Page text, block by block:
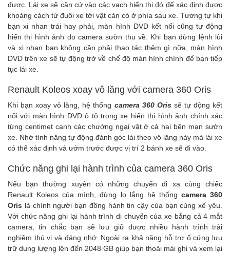
được. Lái xe sẽ căn cứ vào các vạch hiển thị đó để xác định được
khoảng cách từ đuôi xe tới vật cản có ở phía sau xe. Tương tự khi
bạn xi nhan trái hay phải,
màn hình DVDkết nối cũng tự động
hiển thị hình ảnh do camera sườn thu về. Khi bạn dừng lệnh lùi
và xi nhan bạn không cần phải thao tác thêm gì nữa, màn hình
DVD trên xe sẽ tự động trở về chế độ màn hình chính để bạn tiếp
tục lái xe.
Renault Koleos xoay vô lăng với camera 360 Oris
Khi bạn xoay vô lăng, hệ thống camera 360 Oris sẽ tự động kết
nối với màn hình DVD ô tô trong xe hiển thị hình ảnh chính xác
từng centimet cạnh các chướng ngại vật ở cả hai bên mạn sườn
xe. Nhờ tính năng tự động đánh góc lái theo vô lăng này mà lái xe
có thể xác định và ướm trước được vị trí 2 bánh xe sẽ đi vào.
Chức năng ghi lại hành trình của camera 360 Oris
Nếu bạn thường xuyên có những chuyến đi xa cùng chiếc
Renault Koleos của mình, đừng lo lắng hệ thống camera 360
Oris là chính người bạn đồng hành tin cậy của bạn cùng xế yêu.
Với chức năng ghi lại hành trình di chuyển của xe bằng cả 4 mắt
camera, tin chắc bạn sẽ lưu giữ được nhiều hành trình trải
nghiệm thú vị và đáng nhớ. Ngoài ra khả năng hỗ trợ ổ cứng lưu
trữ dung lượng lên đến 2048 GB giúp bạn thoải mái ghi và xem lại